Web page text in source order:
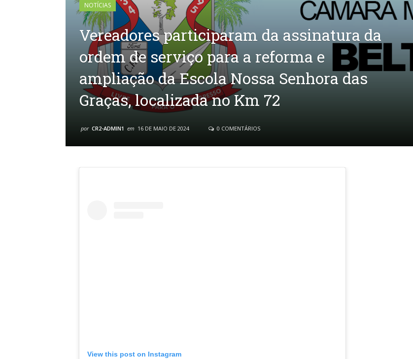
NOTÍCIAS
Vereadores participaram da assinatura da
ordem de serviço para a reforma e
ampliação da Escola Nossa Senhora das
Graças, localizada no Km 72
por CR2-ADMIN1 em 16 DE MAIO DE 2024 0 COMENTÁRIOS
View this post on Instagram